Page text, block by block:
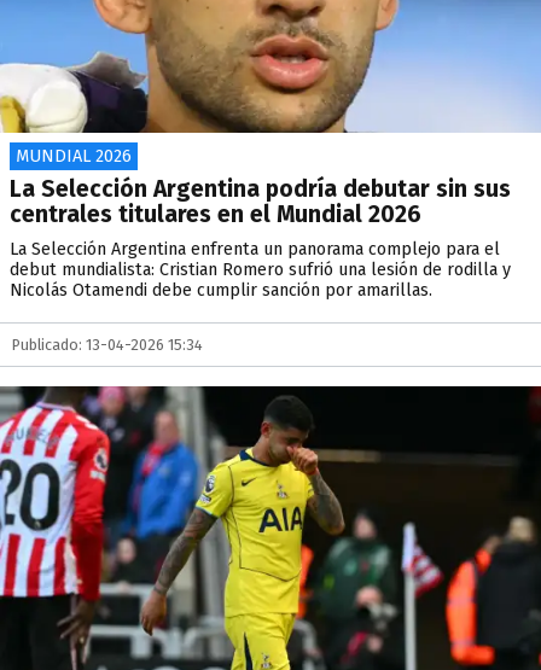
MUNDIAL 2026
La Selección Argentina podría debutar sin sus
centrales titulares en el Mundial 2026
La Selección Argentina enfrenta un panorama complejo para el
debut mundialista: Cristian Romero sufrió una lesión de rodilla y
Nicolás Otamendi debe cumplir sanción por amarillas.
Publicado: 13-04-2026 15:34